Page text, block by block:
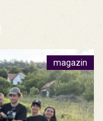
magazin